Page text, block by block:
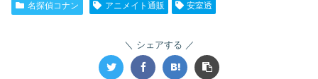
名探偵コナン アニメイト通販 安室透
シェアする